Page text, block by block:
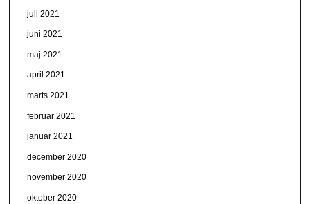
juli 2021
juni 2021
maj 2021
april 2021
marts 2021
februar 2021
januar 2021
december 2020
november 2020
oktober 2020